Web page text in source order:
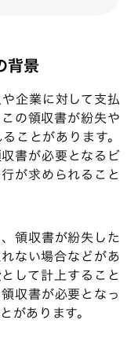
背景
企業に対して支払
の領収書が紛失や
ことがあります。
書が必要となるビ
が求められること
領収書が紛失した
ない場合などがあ
して計上すること
収書が必要となっ
があります。